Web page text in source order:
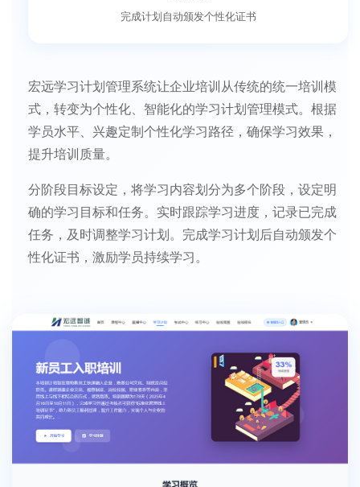
完成计划自动颁发个性化证书
宏远学习计划管理系统让企业培训从传统的统一培训模
式，转变为个性化、智能化的学习计划管理模式。根据
学员水平、兴趣定制个性化学习路径，确保学习效果，
提升培训质量。
分阶段目标设定，将学习内容划分为多个阶段，设定明
确的学习目标和任务。实时跟踪学习进度，记录已完成
任务，及时调整学习计划。完成学习计划后自动颁发个
性化证书，激励学员持续学习。